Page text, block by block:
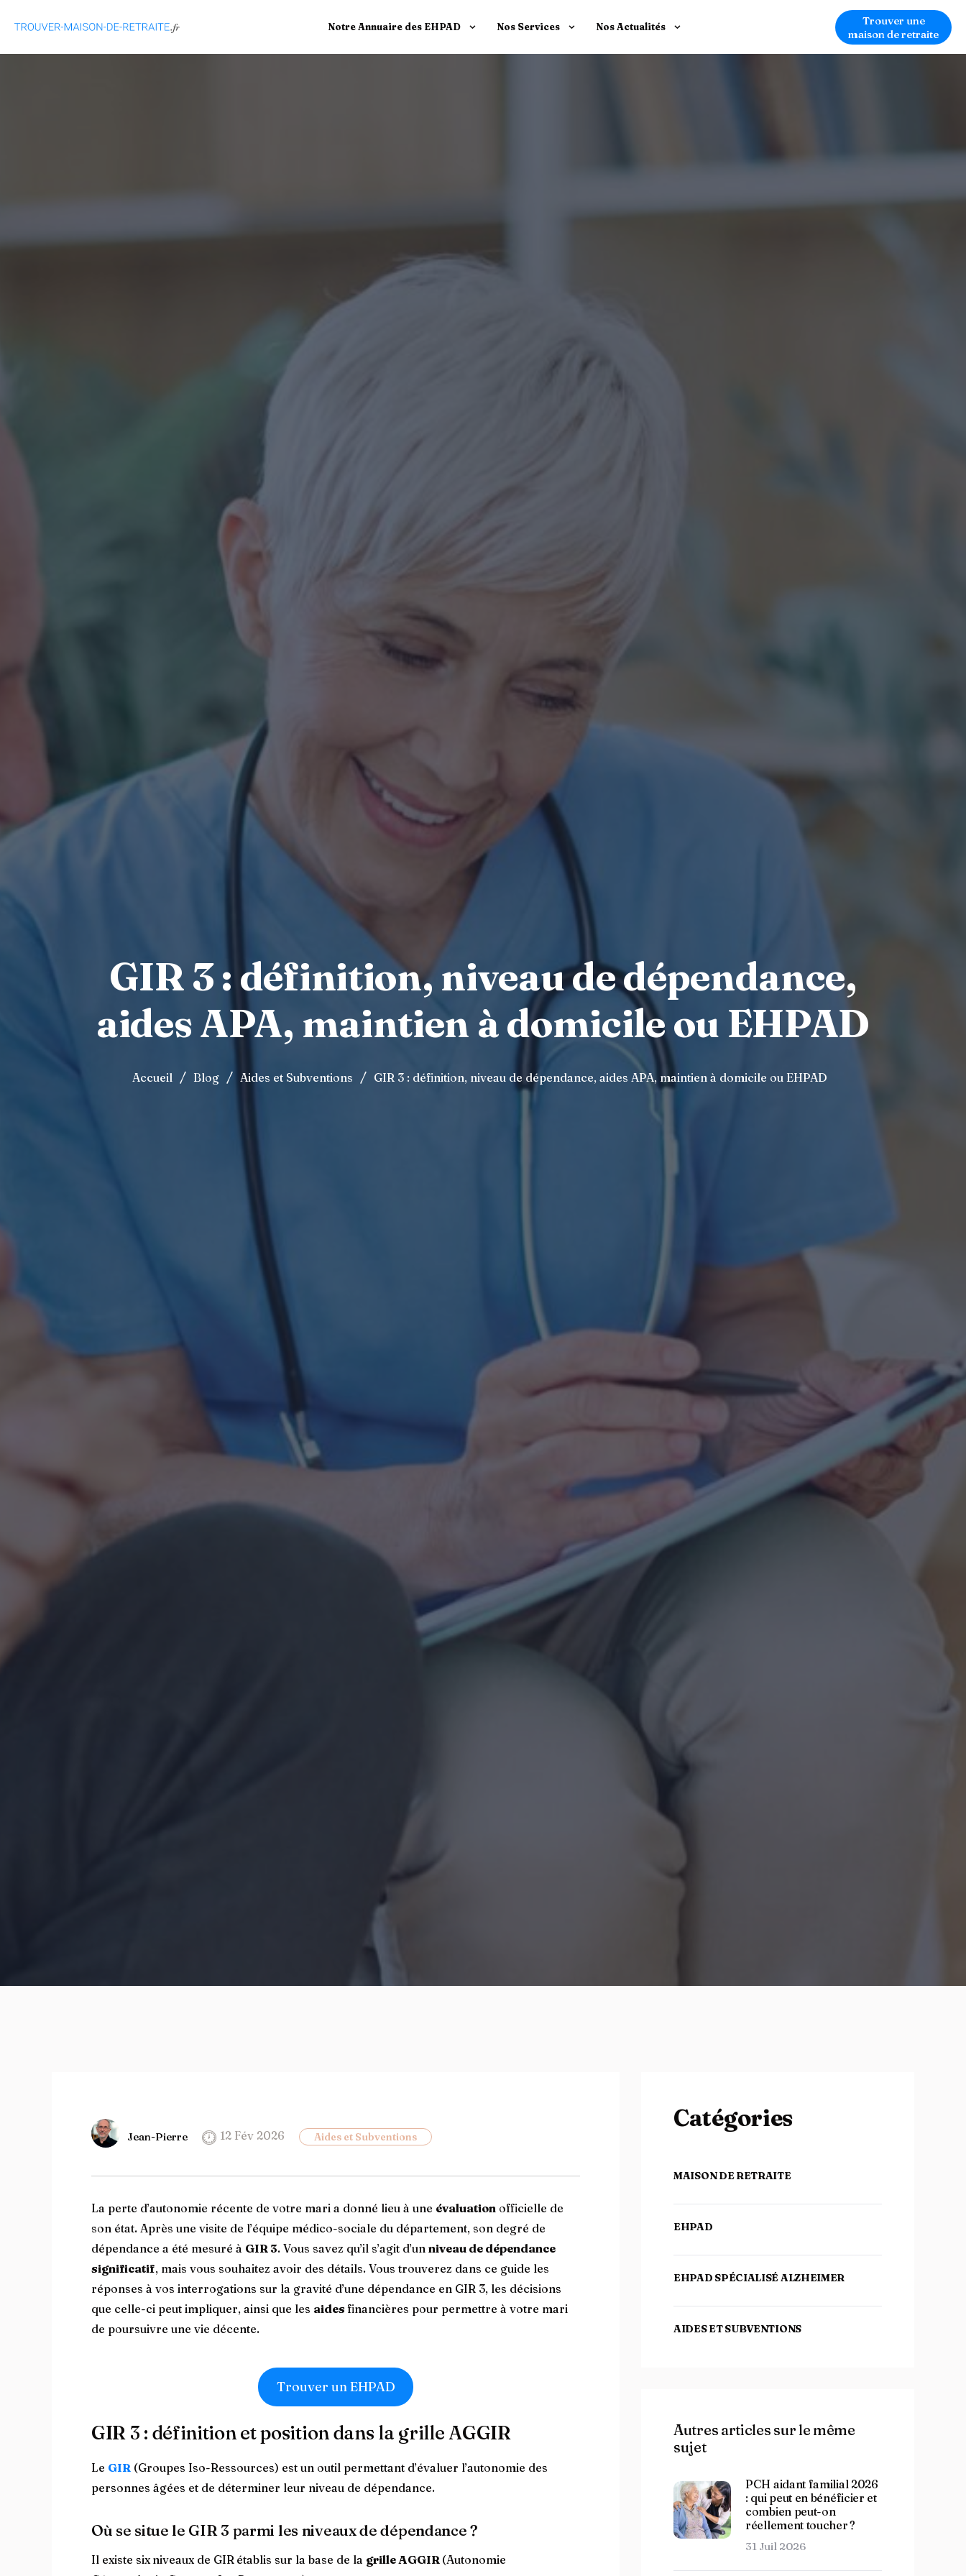
Notre Annuaire des EHPAD Nos Services Nos Actualités
Trouver une
maison de retraite
GIR 3 : définition, niveau de dépendance,
aides APA, maintien à domicile ou EHPAD
Accueil / Blog / Aides et Subventions / GIR 3 : définition, niveau de dépendance, aides APA, maintien à domicile ou EHPAD
Jean-Pierre 12 Fév 2026 Aides et Subventions
La perte d’autonomie récente de votre mari a donné lieu à une évaluation officielle de
son état. Après une visite de l’équipe médico-sociale du département, son degré de
dépendance a été mesuré à GIR 3. Vous savez qu’il s’agit d’un niveau de dépendance
significatif, mais vous souhaitez avoir des détails. Vous trouverez dans ce guide les
réponses à vos interrogations sur la gravité d’une dépendance en GIR 3, les décisions
que celle-ci peut impliquer, ainsi que les aides financières pour permettre à votre mari
de poursuivre une vie décente.
Trouver un EHPAD
GIR 3 : définition et position dans la grille AGGIR
Le GIR (Groupes Iso-Ressources) est un outil permettant d’évaluer l’autonomie des
personnes âgées et de déterminer leur niveau de dépendance.
Où se situe le GIR 3 parmi les niveaux de dépendance ?
Il existe six niveaux de GIR établis sur la base de la grille AGGIR (Autonomie
Catégories
MAISON DE RETRAITE
EHPAD
EHPAD SPÉCIALISÉ ALZHEIMER
AIDES ET SUBVENTIONS
Autres articles sur le même
sujet
PCH aidant familial 2026
: qui peut en bénéficier et
combien peut-on
réellement toucher ?
31 Juil 2026